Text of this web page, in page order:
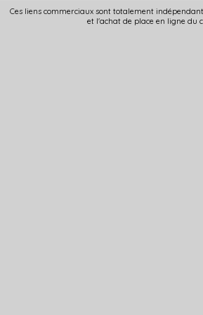
Ces liens commerciaux sont totalement
et l'achat de place en ligne du